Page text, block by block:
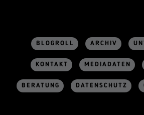
BLOGROLL ARCHIV
KONTAKT MEDIADATEN
BERATUNG DATENSCHUTZ